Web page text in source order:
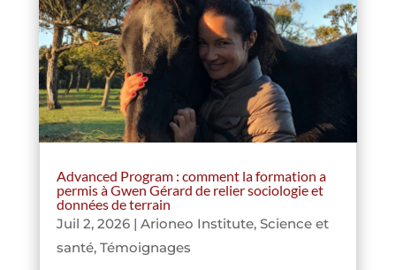
Advanced Program : comment la formation a
permis à Gwen Gérard de relier sociologie et
données de terrain
Juil 2, 2026| Arioneo Institute, Science et
santé, Témoignages